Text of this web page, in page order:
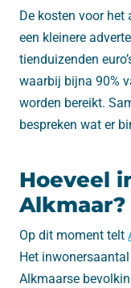
De kosten voor het
een kleinere
tienduizenden
waarbij bijna 90%
worden bereikt.
bespreken wat er
Hoeveel
Alkmaar?
Op dit moment telt
Het
Alkmaarse